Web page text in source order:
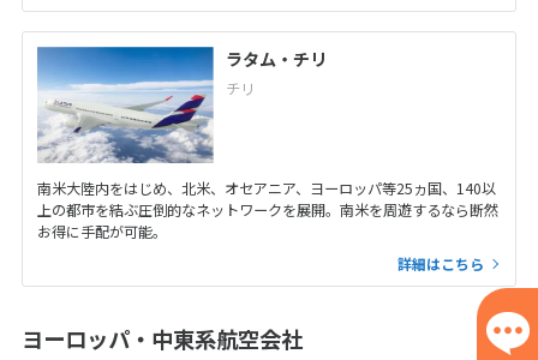
ラタム・チリ
チリ
南米大陸内をはじめ、北米、オセアニア、ヨーロッパ等25ヵ国、140以
上の都市を結ぶ圧倒的なネットワークを展開。南米を周遊するなら断然
お得に手配が可能。
詳細はこちら
ヨーロッパ・中東系航空会社